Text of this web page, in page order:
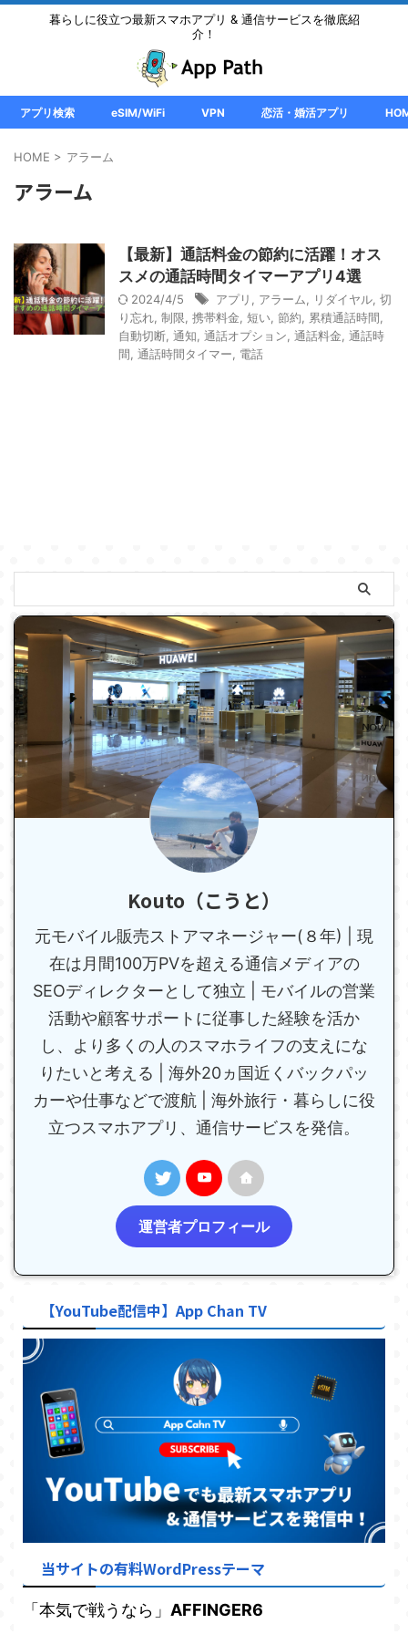
暮らしに役立つ最新スマホアプリ & 通信サービスを徹底紹
介！
アプリ検索 eSIM/WiFi VPN 恋活・婚活アプリ
HOME > アラーム
アラーム
【最新】通話料金の節約に活躍！オス
スメの通話時間タイマーアプリ4選
2024/4/5 アプリ アラーム リダイヤル 切
り忘れ 制限 携帯料金 短い 節約 累積通話時間
自動切断 通知 通話オプション 通話料金 通話時
間 通話時間タイマー 電話
Kouto（こうと）
元モバイル販売ストアマネージャー(８年) | 現
在は月間100万PVを超える通信メディアの
SEOディレクターとして独立 | モバイルの営業
活動や顧客サポートに従事した経験を活か
し、より多くの人のスマホライフの支えにな
りたいと考える | 海外20ヵ国近くバックパッ
カーや仕事などで渡航 | 海外旅行・暮らしに役
立つスマホアプリ、通信サービスを発信。
運営者プロフィール
【YouTube配信中】App Chan TV
当サイトの有料WordPressテーマ
「本気で戦うなら」 AFFINGER6